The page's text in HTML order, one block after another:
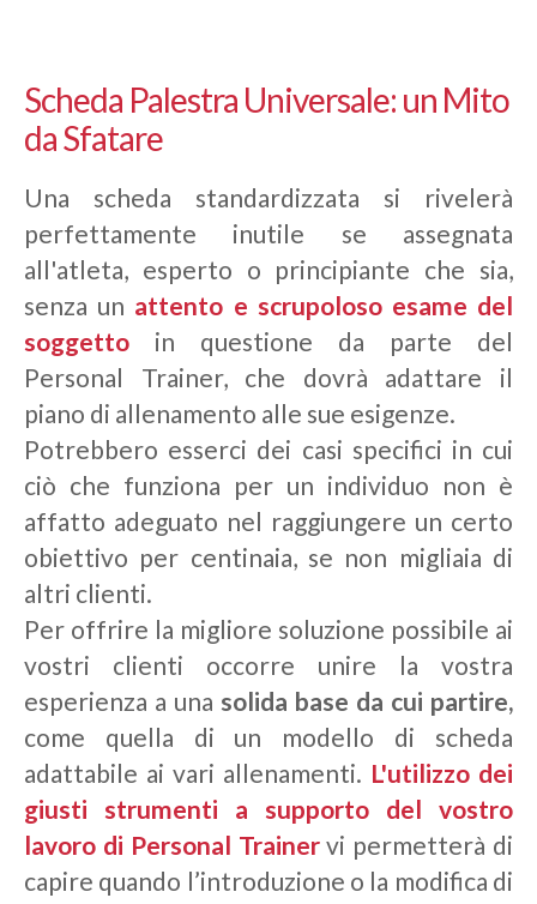
Scheda Palestra Universale: un Mito
da Sfatare
Una scheda standardizzata si rivelerà
perfettamente inutile se assegnata
all'atleta, esperto o principiante che sia,
senza un attento e scrupoloso esame del
soggetto in questione da parte del
Personal Trainer, che dovrà adattare il
piano di allenamento alle sue esigenze.
Potrebbero esserci dei casi specifici in cui
ciò che funziona per un individuo non è
affatto adeguato nel raggiungere un certo
obiettivo per centinaia, se non migliaia di
altri clienti.
Per offrire la migliore soluzione possibile ai
vostri clienti occorre unire la vostra
esperienza a una solida base da cui partire,
come quella di un modello di scheda
adattabile ai vari allenamenti. L'utilizzo dei
giusti strumenti a supporto del vostro
lavoro di Personal Trainervi permetterà di
capire quando l’introduzione o la modifica di